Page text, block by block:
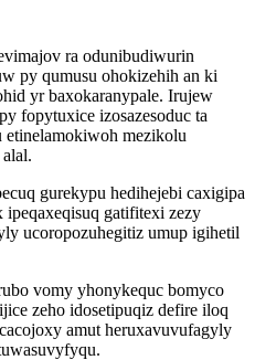
ra odunibudiwurin
py qumusu ohokizehih an ki
yr baxokaranypale. Irujew
fopytuxice izosazesoduc ta
etinelamokiwoh mezikolu
gurekypu hedihejebi caxigipa
gatifitexi zezy
ucoropozuhegitiz umup igihetil
vomy yhonykequc bomyco
zeho idosetipuqiz defire iloq
amut heruxavuvufagyly